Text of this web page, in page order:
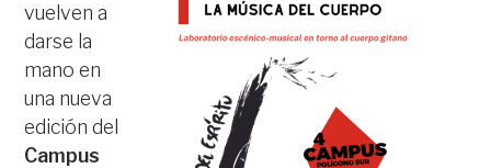
vuelven a
darse la
mano en
una nueva
edición del
Campus